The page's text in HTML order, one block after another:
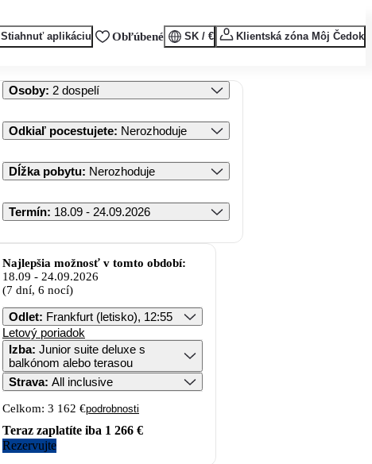
Stiahnuť aplikáciu Obľúbené SK / € Klientská zóna Môj Čedok
Osoby: 2 dospelí
Odkiaľ pocestujete: Nerozhoduje
Dĺžka pobytu: Nerozhoduje
Termín: 18.09 - 24.09.2026
Najlepšia možnosť v tomto období:
18.09 - 24.09.2026
(7 dní, 6 nocí)
Odlet: Frankfurt (letisko), 12:55
Letový poriadok
Izba: Junior suite deluxe s
balkónom alebo terasou
Strava: All inclusive
Celkom: 3 162 €podrobnosti
Teraz zaplatíte iba 1 266 €
Rezervujte